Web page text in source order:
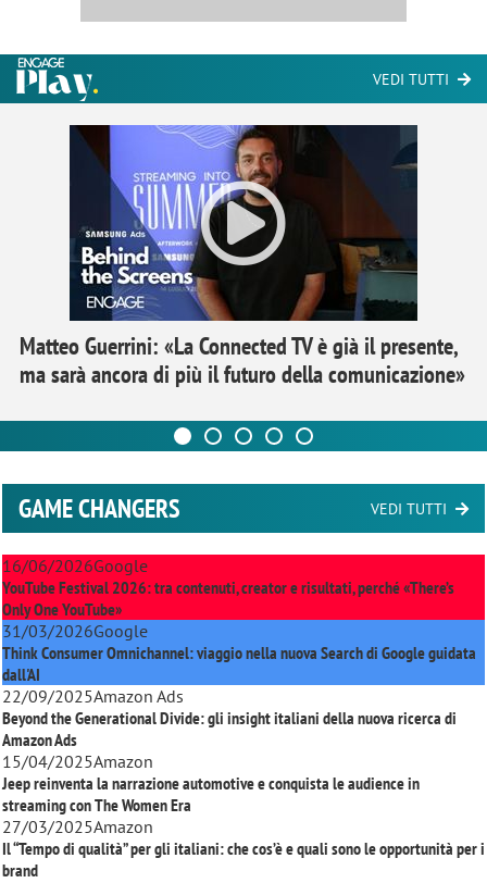
VEDI TUTTI
Matteo Guerrini: «La Connected TV è già il presente,
ma sarà ancora di più il futuro della comunicazione»
GAME CHANGERS VEDI TUTTI
16/06/2026Google
YouTube Festival 2026: tra contenuti, creator e risultati, perché «There’s
Only One YouTube»
31/03/2026Google
Think Consumer Omnichannel: viaggio nella nuova Search di Google guidata
dall'AI
22/09/2025Amazon Ads
Beyond the Generational Divide: gli insight italiani della nuova ricerca di
Amazon Ads
15/04/2025Amazon
Jeep reinventa la narrazione automotive e conquista le audience in
streaming conThe Women Era
27/03/2025Amazon
Il “Tempo di qualità” per gli italiani: che cos’è e quali sono le opportunità per i
brand